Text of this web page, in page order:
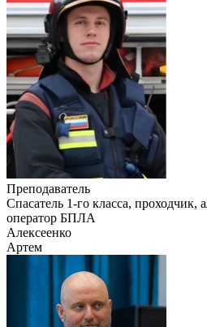
Преподаватель
Cпасатель 1-го класса, проходчик,
оператор БПЛА
Алексеенко
Артем